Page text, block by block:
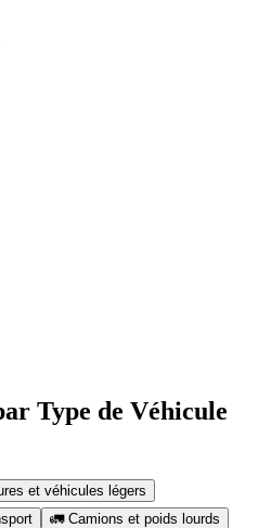
Type de Véhicule
et véhicules légers
🚛 Camions et poids lourds